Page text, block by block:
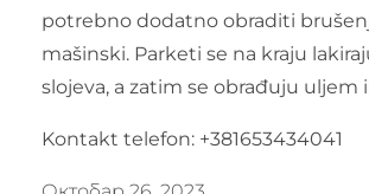
potrebno dodatno obraditi
mašinski. Parketi se na kraju
slojeva, a zatim se obrađuju uljem
Kontakt telefon: +381653434041